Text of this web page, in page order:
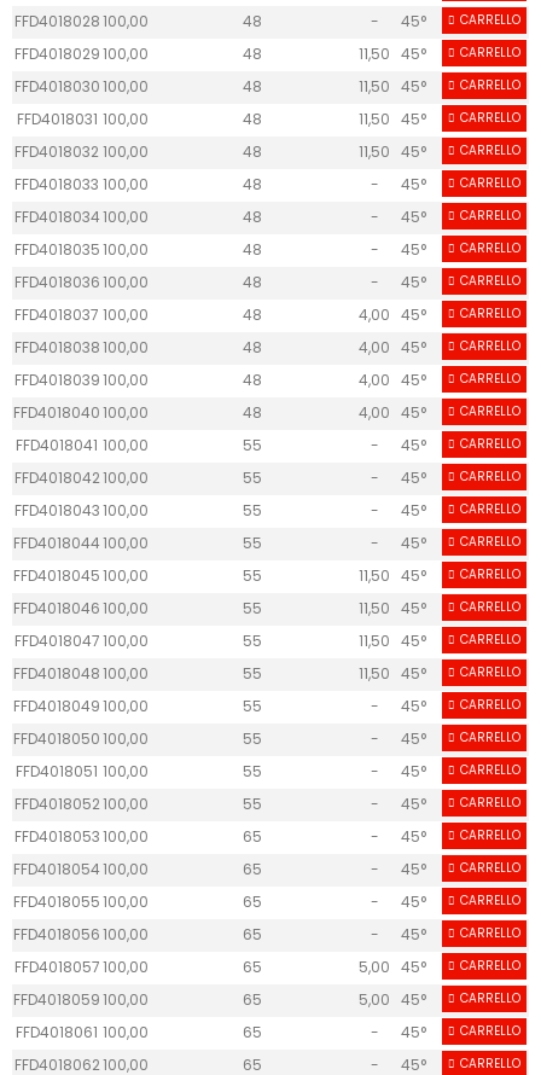
FFD4018028100,00 48 - 45° 25
CARRELLO
FFD4018029100,00 48 11,50 45° 30
CARRELLO
FFD4018030100,00 48 11,50 45° 30
CARRELLO
FFD4018031 100,00 48 11,50 45° 30
CARRELLO
FFD4018032100,00 48 11,50 45° 30
CARRELLO
FFD4018033 100,00 48 - 45° 30
CARRELLO
FFD4018034100,00 48 - 45° 30
CARRELLO
FFD4018035100,00 48 - 45° 30
CARRELLO
FFD4018036100,00 48 - 45° 30
CARRELLO
FFD4018037 100,00 48 4,00 45° 30
CARRELLO
FFD4018038100,00 48 4,00 45° 30
CARRELLO
FFD4018039100,00 48 4,00 45° 30
CARRELLO
FFD4018040100,00 48 4,00 45° 30
CARRELLO
FFD4018041 100,00 55 - 45° 30
CARRELLO
FFD4018042100,00 55 - 45° 30
CARRELLO
FFD4018043100,00 55 - 45° 30
CARRELLO
FFD4018044100,00 55 - 45° 30
CARRELLO
FFD4018045100,00 55 11,50 45° 30
CARRELLO
FFD4018046100,00 55 11,50 45° 30
CARRELLO
FFD4018047100,00 55 11,50 45° 30
CARRELLO
FFD4018048100,00 55 11,50 45° 30
CARRELLO
FFD4018049100,00 55 - 45° 30
CARRELLO
FFD4018050100,00 55 - 45° 30
CARRELLO
FFD4018051 100,00 55 - 45° 30
CARRELLO
FFD4018052100,00 55 - 45° 30
CARRELLO
FFD4018053100,00 65 - 45° 30
CARRELLO
FFD4018054100,00 65 - 45° 30
CARRELLO
FFD4018055100,00 65 - 45° 30
CARRELLO
FFD4018056100,00 65 - 45° 30
CARRELLO
FFD4018057100,00 65 5,00 45° 30
CARRELLO
FFD4018059100,00 65 5,00 45° 30
CARRELLO
FFD4018061 100,00 65 - 45° 30
CARRELLO
FFD4018062100,00 65 - 45° 30
CARRELLO